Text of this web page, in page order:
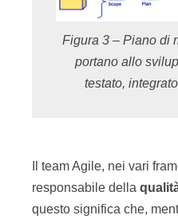
Figura 3 – Piano di
portano allo
testato,
Il team Agile, nei vari
responsabile della
questo significa che,